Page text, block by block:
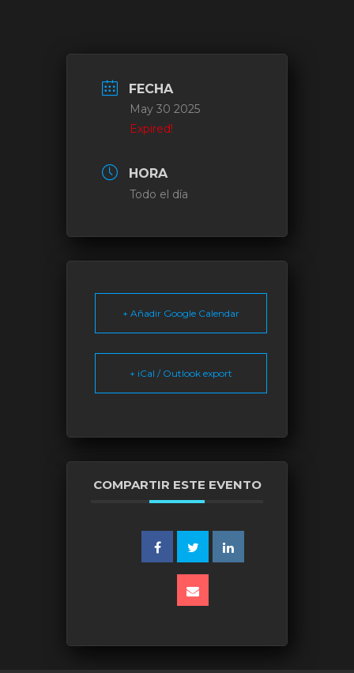
FECHA
May 30 2025
Expired!
HORA
Todo el día
+ Añadir Google Calendar
+ iCal / Outlook export
COMPARTIR ESTE EVENTO